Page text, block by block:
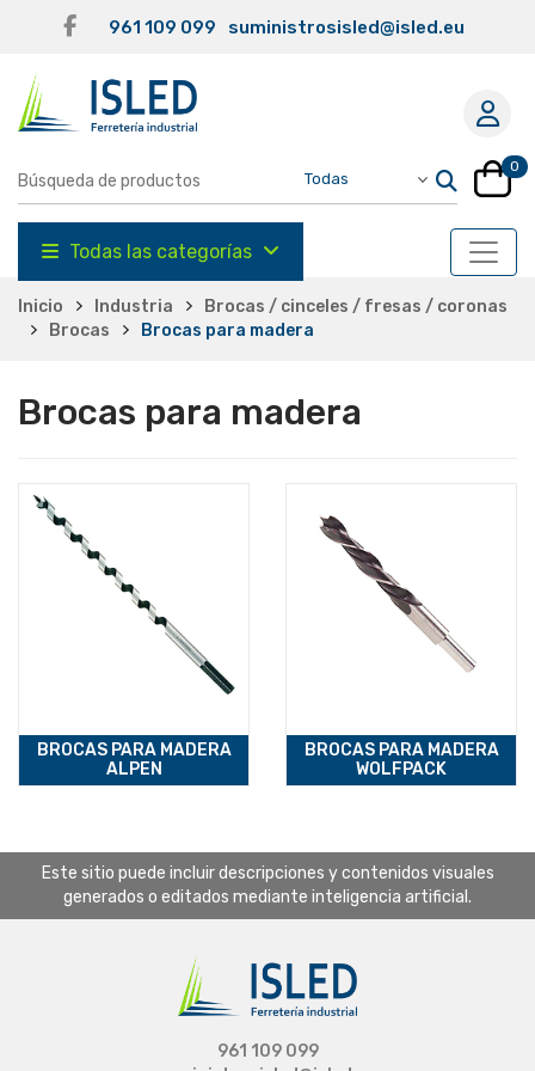
961 109 099 suministrosisled@isled.eu
0
Todas las categorías
Inicio Industria
Brocas / cinceles / fresas / coronas
Brocas
Brocas para madera
Brocas para madera
BROCAS PARA MADERA
ALPEN
BROCAS PARA MADERA
WOLFPACK
Este sitio puede incluir descripciones y contenidos visuales
generados o editados mediante inteligencia artificial.
961 109 099